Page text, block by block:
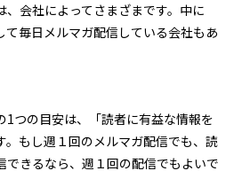
、会社によってさまざまです。中に
て毎日メルマガ配信している会社もあ
1つの目安は、「読者に有益な情報を
。もし週１回のメルマガ配信でも、読
できるなら、週１回の配信でもよいで